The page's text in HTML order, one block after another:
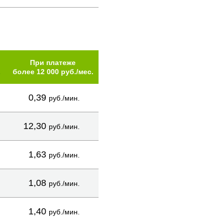
При платеже
более 12 000 руб./мес.
0,39 руб./мин.
12,30 руб./мин.
1,63 руб./мин.
1,08 руб./мин.
1,40 руб./мин.